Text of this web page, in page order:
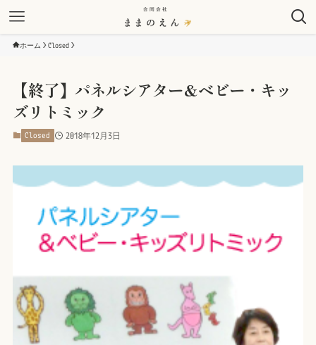
ホーム Closed
【終了】パネルシアター&ベビー・キッ
ズリトミック
Closed 2018年12月3日